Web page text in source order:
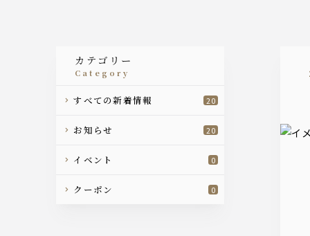
カテゴリー
category
すべての新着情報 20
お知らせ 20
イベント 0
クーポン 0